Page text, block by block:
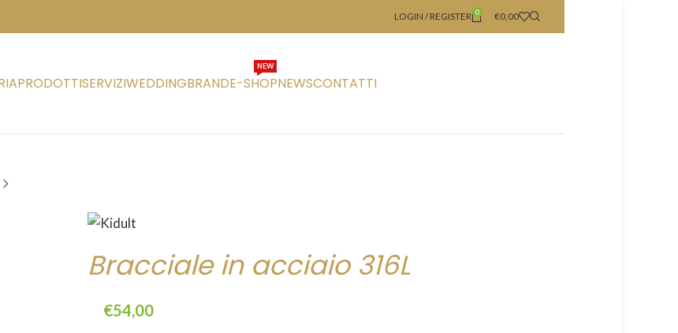
LOGIN / REGISTER 0 €0,00
PRODOTTISERVIZIWEDDINGBRANDE-SHOP
NEW
NEWSCONTATTI
Bracciale in acciaio 316L
€54,00